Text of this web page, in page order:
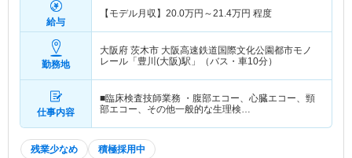
給与
【モデル月収】 20.0万円～21.4万円 程度
勤務地
大阪府 茨木市 大阪高速鉄道国際文化公園都市モノ
レール「豊川(大阪)駅」（バス・車10分）
仕事内容
■臨床検査技師業務 ・腹部エコー、心臓エコー、頸
部エコー、その他一般的な生理検…
残業少なめ 積極採用中